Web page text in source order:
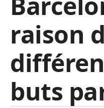
raison
buts